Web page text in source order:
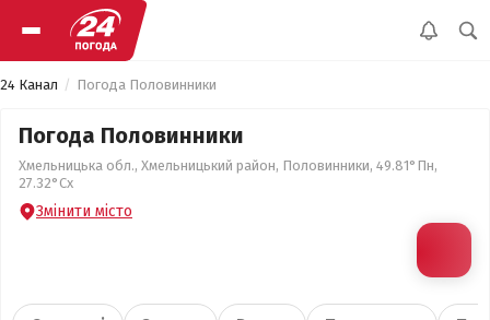
24 Канал Погода Половинники
Погода Половинники
Хмельницька обл., Хмельницький район, Половинники, 49.81°Пн,
27.32°Сх
Змінити місто